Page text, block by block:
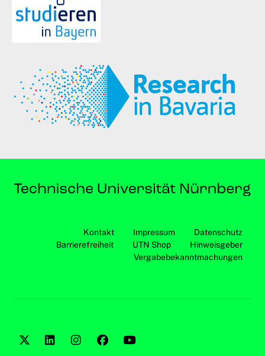
Kontakt Impressum
Datenschutz
Barrierefreiheit
UTN Shop
Hinweisgeber
Vergabebekanntmachungen